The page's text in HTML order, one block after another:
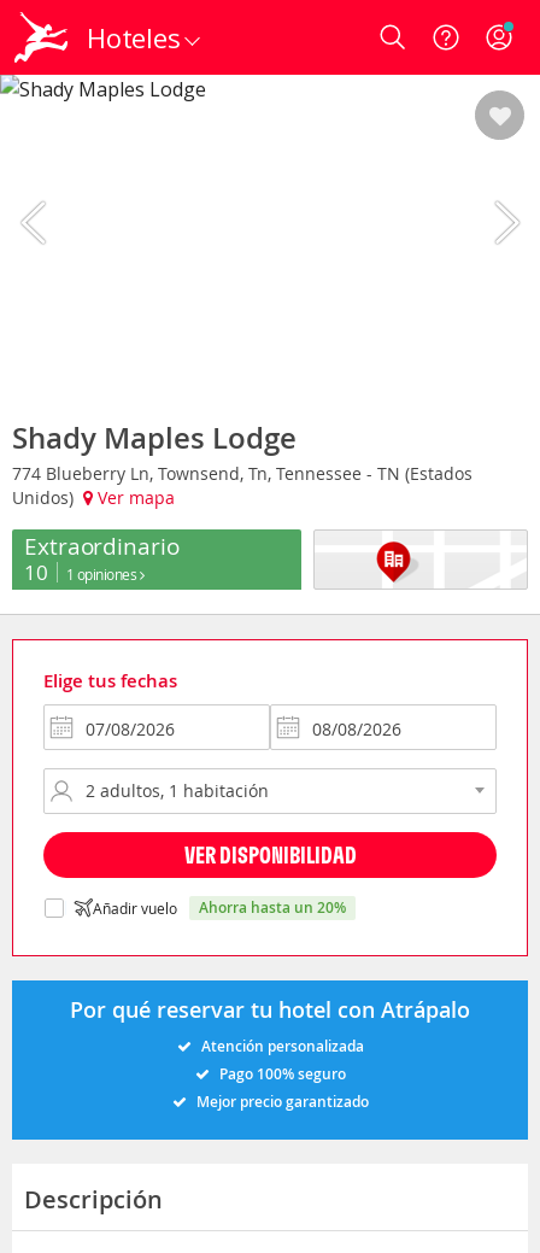
Hoteles Login
Shady Maples Lodge
774 Blueberry Ln, Townsend, Tn, Tennessee - TN (Estados
Unidos)
Ver mapa
Extraordinario
10 1 opiniones
Elige tus fechas
VER DISPONIBILIDAD
Añadir vuelo ahorra hasta un 20%
Por qué reservar tu hotel con Atrápalo
Atención personalizada
Pago 100% seguro
Mejor precio garantizado
Descripción